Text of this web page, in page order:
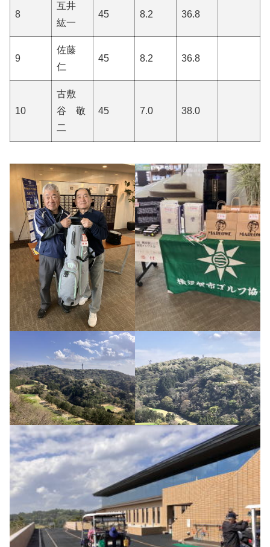
8
互井
紘一
45 8.2 36.8
9
佐藤
仁
45 8.2 36.8
10
古敷
谷 敬
二
45 7.0 38.0